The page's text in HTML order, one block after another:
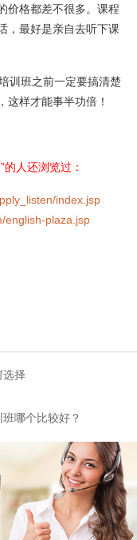
价格都差不很多。课程
，最好是亲自去听下课
班之前一定要搞清楚
这样才能事半功倍！
人还浏览过：
index.jsp
english-plaza.jsp
选择
哪个比较好？